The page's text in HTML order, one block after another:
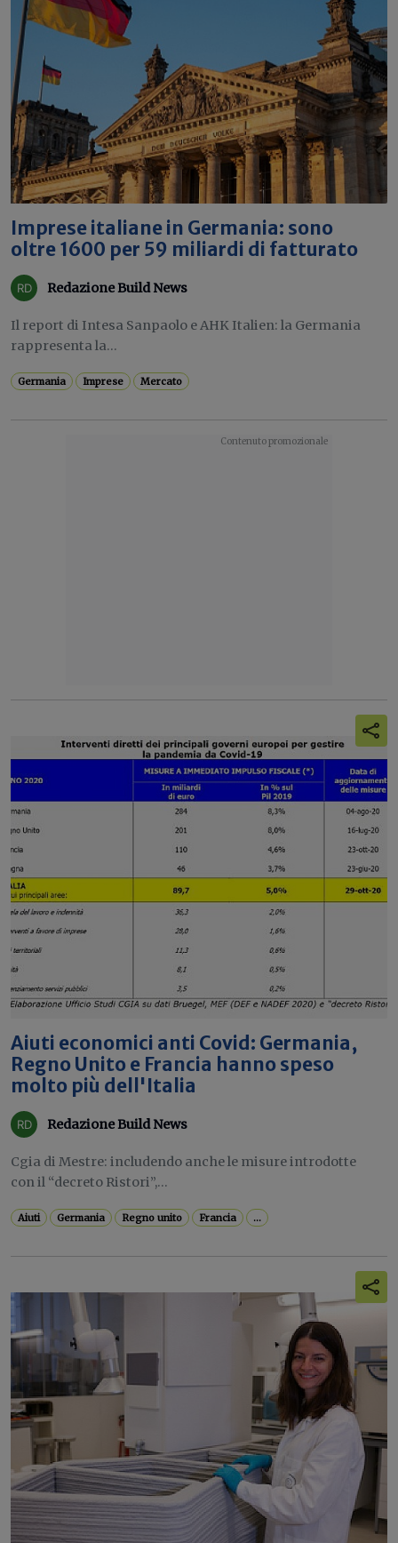
Imprese italiane in Germania: sono
oltre 1600 per 59 miliardi di fatturato
Redazione Build News
Il report di Intesa Sanpaolo e AHK Italien: la Germania
rappresenta la...
Germania Imprese Mercato
Aiuti economici anti Covid: Germania,
Regno Unito e Francia hanno speso
molto più dell'Italia
Redazione Build News
Cgia di Mestre: includendo anche le misure introdotte
con il “decreto Ristori”,...
Aiuti Germania Regno unito Francia ...